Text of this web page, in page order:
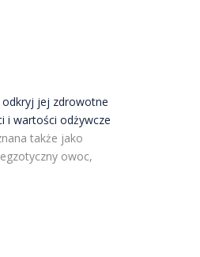
odkryj jej zdrowotne
i wartości odżywcze
także jako
owoc,